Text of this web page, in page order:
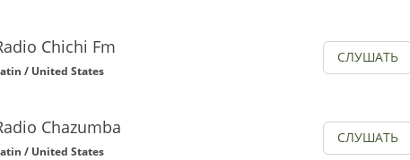
Chichi Fm
/ United States
СЛУШАТЬ
Chazumba
/ United States
СЛУШАТЬ